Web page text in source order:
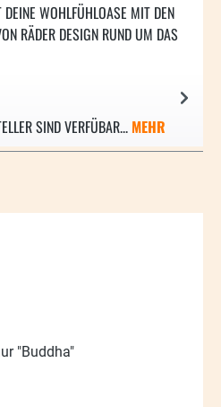
WOHLFÜHLOASE MIT DEN
RÄDER DESIGN RUND UM DAS
SIND VERFÜBAR... MEHR